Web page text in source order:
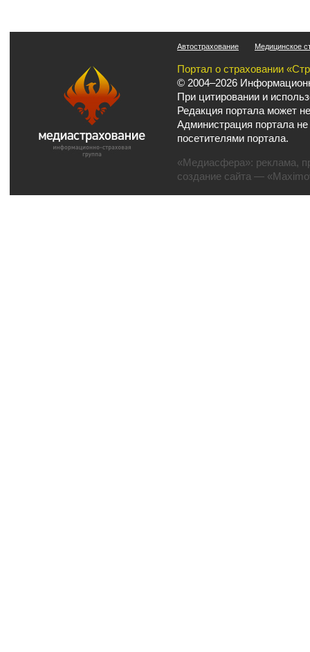
Автострахование Медицинское
Портал о страховании
© 2004–2026
При цитировании и
Редакция портала может
Администрация портала
посетителями портала.
«Медиасфера»: реклама,
создание сайта —